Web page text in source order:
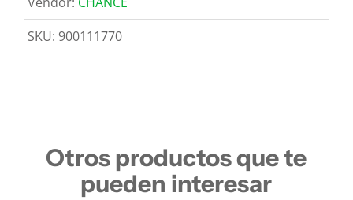
SKU: 900111770
Otros productos que te
pueden interesar